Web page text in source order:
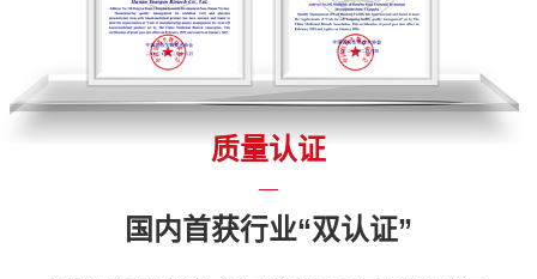
质量认证
国内首获行业“双认证”